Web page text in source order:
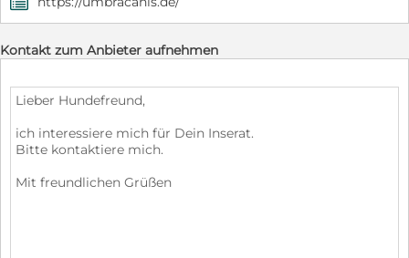
Kontakt zum Anbieter aufnehmen